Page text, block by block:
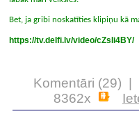
Bet, ja gribi noskatīties klipiņu kā
https://tv.delfi.lv/video/cZsIi4BY/
Komentāri (29)
8362x